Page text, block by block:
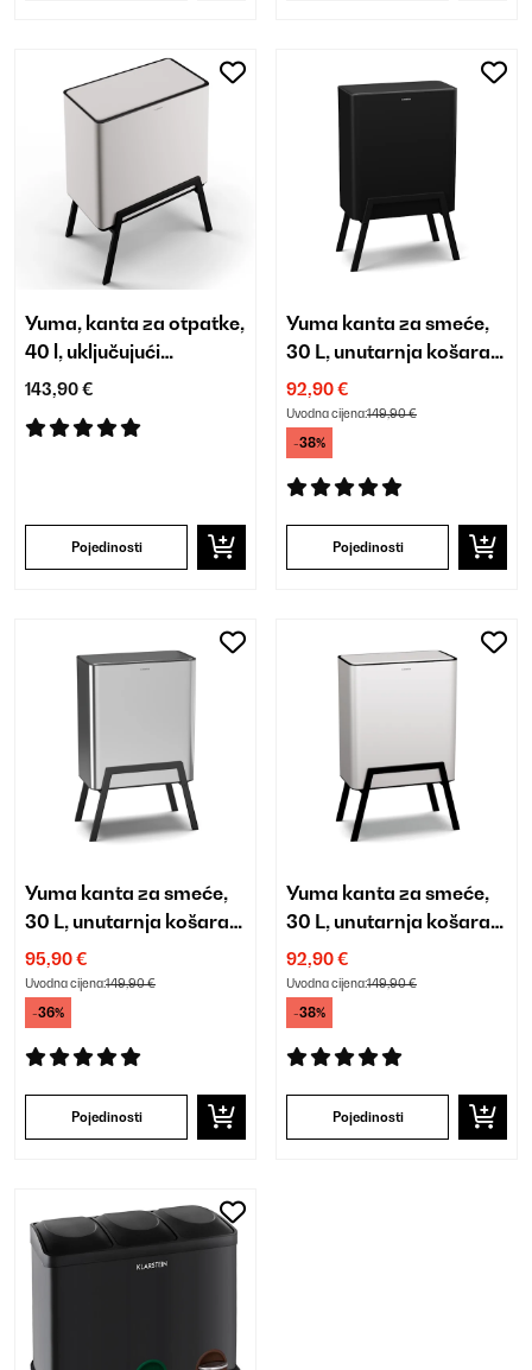
Yuma, kanta za otpatke,
40 l, uključujući
komposter
143,90 €
Pojedinosti
Yuma kanta za smeće,
30 L, unutarnja košara,
filter za mirise, noge
92,90 €
Uvodna cijena:149,90 €
-38%
Pojedinosti
Yuma kanta za smeće,
30 L, unutarnja košara,
filter za mirise, noge
95,90 €
Uvodna cijena:149,90 €
-36%
Pojedinosti
Yuma kanta za smeće,
30 L, unutarnja košara,
filter za mirise, noge
92,90 €
Uvodna cijena:149,90 €
-38%
Pojedinosti